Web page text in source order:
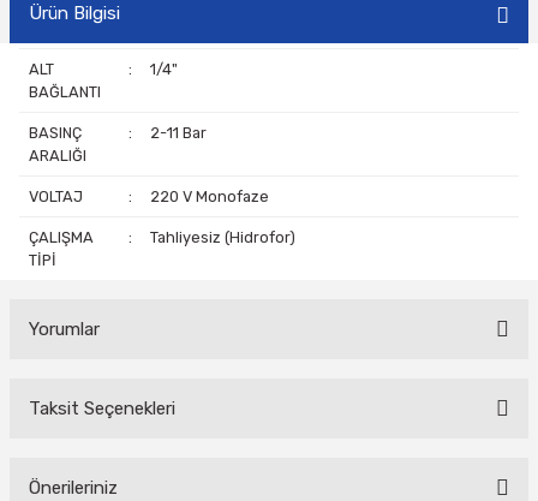
Ürün Bilgisi
ALT
BAĞLANTI
: 1/4"
BASINÇ
ARALIĞI
: 2-11 Bar
VOLTAJ : 220 V Monofaze
ÇALIŞMA
TİPİ
: Tahliyesiz (Hidrofor)
Yorumlar
Bu ürüne ilk yorumu siz yapın!
Taksit Seçenekleri
Önerileriniz